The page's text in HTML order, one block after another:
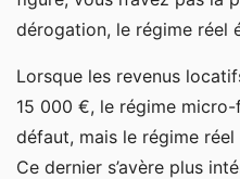
dérogation, le régime réel
Lorsque les revenus
15 000 €, le régime micro-
défaut, mais le régime réel
Ce dernier s’avère plus